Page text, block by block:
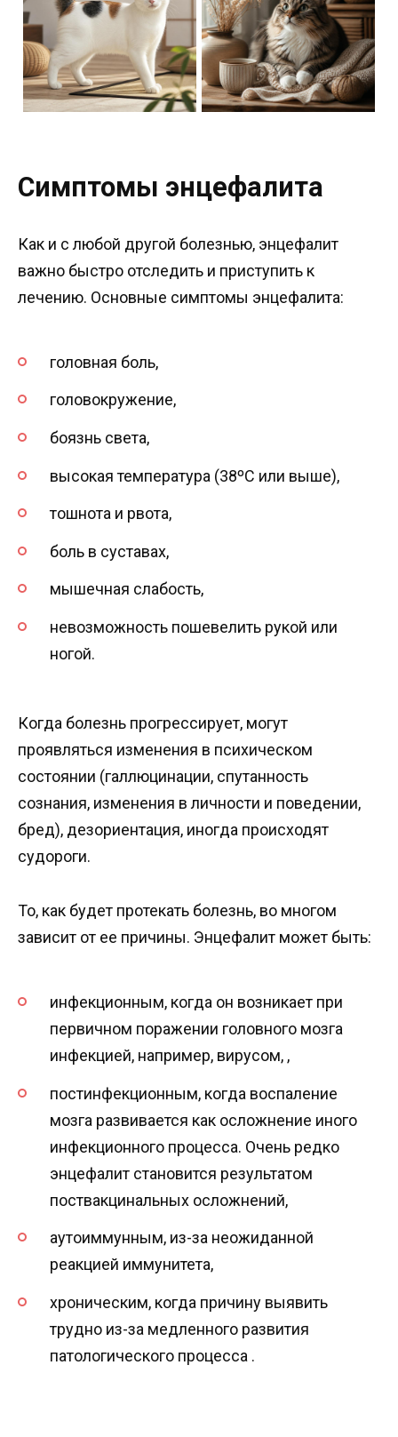
Симптомы энцефалита
Как и с любой другой болезнью, энцефалит
важно быстро отследить и приступить к
лечению. Основные симптомы энцефалита:
головная боль,
головокружение,
боязнь света,
высокая температура (38ºС или выше),
тошнота и рвота,
боль в суставах,
мышечная слабость,
невозможность пошевелить рукой или
ногой.
Когда болезнь прогрессирует, могут
проявляться изменения в психическом
состоянии (галлюцинации, спутанность
сознания, изменения в личности и поведении,
бред), дезориентация, иногда происходят
судороги.
То, как будет протекать болезнь, во многом
зависит от ее причины. Энцефалит может быть:
инфекционным, когда он возникает при
первичном поражении головного мозга
инфекцией, например, вирусом, ,
постинфекционным, когда воспаление
мозга развивается как осложнение иного
инфекционного процесса. Очень редко
энцефалит становится результатом
поствакцинальных осложнений,
аутоиммунным, из-за неожиданной
реакцией иммунитета,
хроническим, когда причину выявить
трудно из-за медленного развития
патологического процесса .